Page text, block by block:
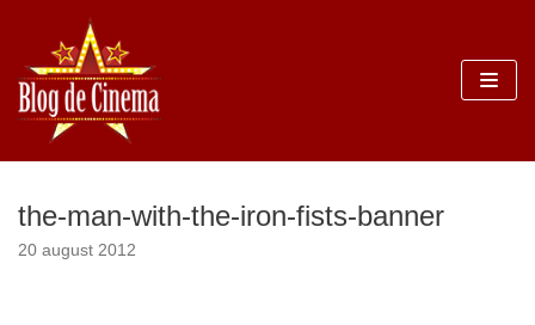
Sari
la
conținut
the-man-with-the-iron-fists-banner
20 august 2012